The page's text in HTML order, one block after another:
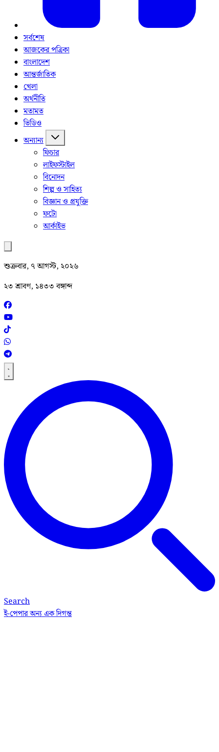
সর্বশেষ
আজকের পত্রিকা
বাংলাদেশ
আন্তর্জাতিক
খেলা
অর্থনীতি
মতামত
ভিডিও
অন্যান্য
ফিচার
লাইফস্টাইল
বিনোদন
শিল্প ও সাহিত্য
বিজ্ঞান ও প্রযুক্তি
ফটো
আর্কাইভ
শুক্রবার, ৭ আগস্ট, ২০২৬
২৩ শ্রাবণ, ১৪৩৩ বঙ্গাব্দ
Search
ই-পেপারঅন্য এক দিগন্ত